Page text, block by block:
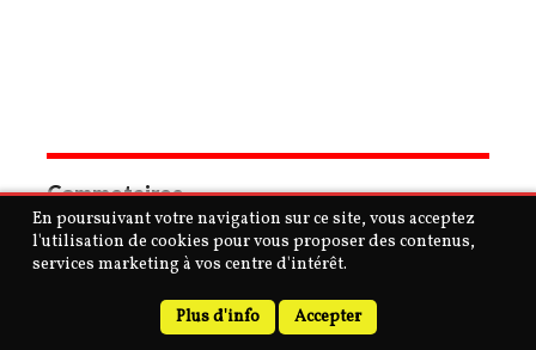
Commetaires
Copyright © 2026 | MH Purity
En poursuivant votre navigation sur ce site, vous acceptez
l'utilisation de cookies pour vous proposer des contenus,
services marketing à vos centre d'intérêt.
Plus d'info Accepter